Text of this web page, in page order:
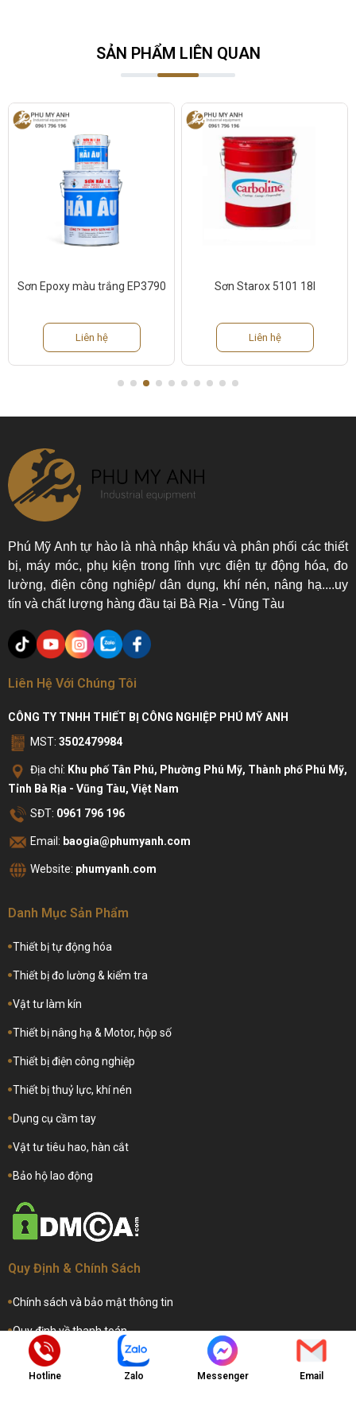
SẢN PHẨM LIÊN QUAN
Sơn Epoxy màu trắng EP3790
Liên hệ
Sơn Starox 5101 18l
Liên hệ
Phú Mỹ Anh tự hào là nhà nhập khẩu và phân phối các thiết
bị, máy móc, phụ kiện trong lĩnh vực điện tự động hóa, đo
lường, điện công nghiệp/ dân dụng, khí nén, nâng hạ....uy
tín và chất lượng hàng đầu tại Bà Rịa - Vũng Tàu
Liên Hệ Với Chúng Tôi
CÔNG TY TNHH THIẾT BỊ CÔNG NGHIỆP PHÚ MỸ ANH
MST: 3502479984
Địa chỉ: Khu phố Tân Phú, Phường Phú Mỹ, Thành phố Phú Mỹ,
Tỉnh Bà Rịa - Vũng Tàu, Việt Nam
SĐT: 0961 796 196
Email: baogia@phumyanh.com
Website: phumyanh.com
Danh Mục Sản Phẩm
Thiết bị tự động hóa
Thiết bị đo lường & kiểm tra
Vật tư làm kín
Thiết bị nâng hạ & Motor, hộp số
Thiết bị điện công nghiệp
Thiết bị thuỷ lực, khí nén
Dụng cụ cầm tay
Vật tư tiêu hao, hàn cắt
Bảo hộ lao động
Quy Định & Chính Sách
Chính sách và bảo mật thông tin
Quy định về thanh toán
Hướng dẫn hỗ trợ dịch vụ
Hotline Zalo Messenger Email